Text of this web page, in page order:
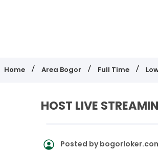
Home Area Bogor Full Time
HOST LIVE
Posted by